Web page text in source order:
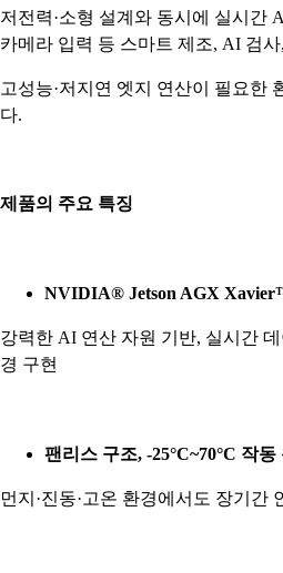
저전력·소형 설계와 동시에 실시간
카메라 입력 등 스마트 제조, AI 검
고성능·저지연 엣지 연산이 필요한
다.
제품의 주요 특징
NVIDIA® Jetson AGX
강력한 AI 연산 자원 기반, 실시간
경 구현
팬리스 구조, -25°C~70°C 작동
먼지·진동·고온 환경에서도 장기간